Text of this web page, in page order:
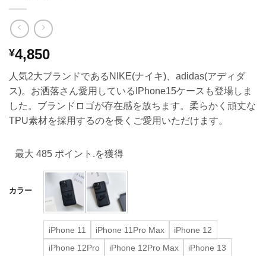
¥4,850
人気2大ブランドであるNIKE(ナイキ)、adidas(アディダ
ス)。お洒落さん愛用しているIPhone15ケースも登場しま
した。ブランドロゴが存在感を放ちます。柔らかく頑丈な
TPU素材を採用するのを長くご愛用いただけます。
最大 485 ポイント.を獲得
カラー
iPhone 11 iPhone 11Pro Max
iPhone 12
iPhone 12Pro
iPhone 12Pro Max
iPhone 13